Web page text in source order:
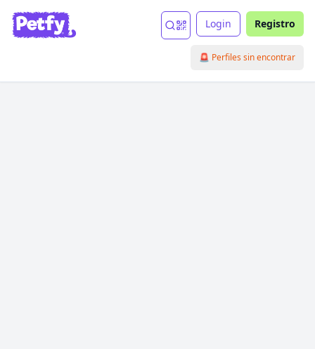
Login Registro
🚨 Perfiles sin encontrar